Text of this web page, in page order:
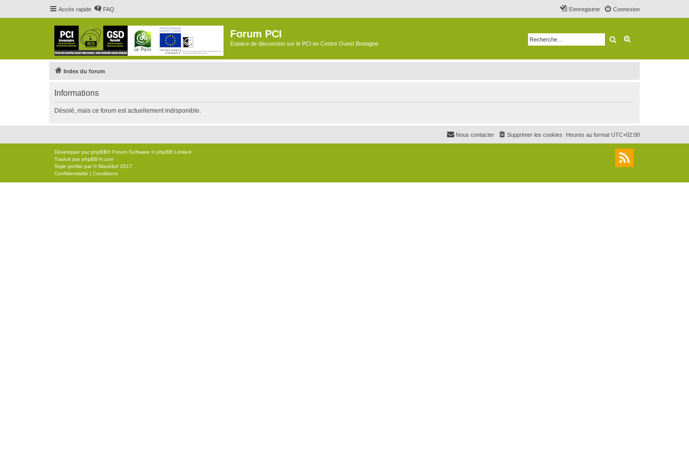
Accès rapide FAQ Connexion
S’enregistrer
Forum PCI
Espace de discussion sur le PCI en Centre Ouest Bretagne Rechercher
Index du forum
Informations
Désolé, mais ce forum est actuellement indisponible.
Heures au format UTC+02:00
Supprimer les cookies
Nous contacter
Développé parphpBB® Forum Software © phpBB Limited
Traduit parphpBB-fr.com
Style proflat par ©Mazeltof 2017
Confidentialité | Conditions